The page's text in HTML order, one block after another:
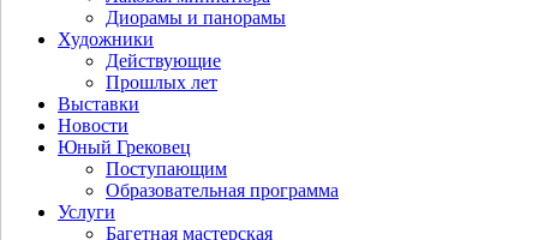
Диорамы и панорамы
Художники
Действующие
Прошлых лет
Выставки
Новости
Юный Грековец
Поступающим
Образовательная программа
Услуги
Багетная мастерская